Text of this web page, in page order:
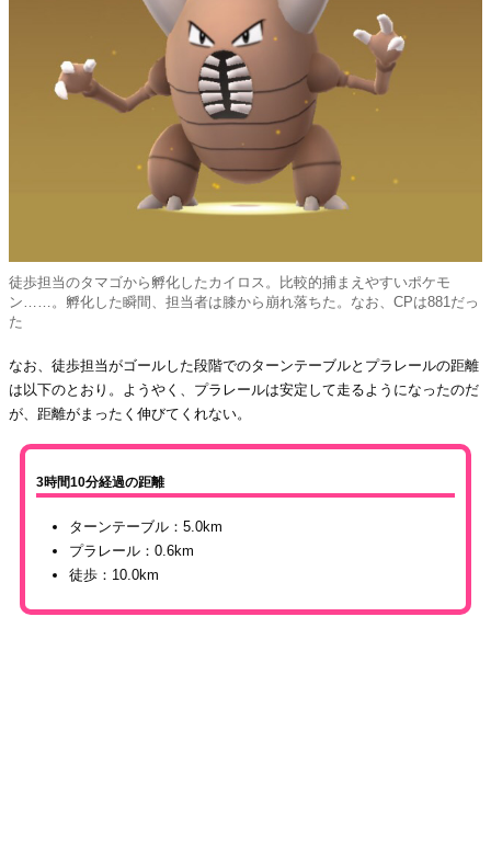
徒歩担当のタマゴから孵化したカイロス。比較的捕まえやすいポケモ
ン……。孵化した瞬間、担当者は膝から崩れ落ちた。なお、CPは881だっ
た
なお、徒歩担当がゴールした段階でのターンテーブルとプラレールの距離
は以下のとおり。ようやく、プラレールは安定して走るようになったのだ
が、距離がまったく伸びてくれない。
3時間10分経過の距離
ターンテーブル：5.0km
プラレール：0.6km
徒歩：10.0km